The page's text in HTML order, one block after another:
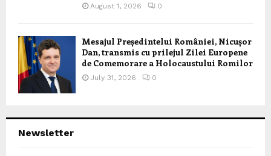
August 1, 2026 0
Mesajul Președintelui României, Nicușor
Dan, transmis cu prilejul Zilei Europene
de Comemorare a Holocaustului Romilor
July 31, 2026 0
Newsletter